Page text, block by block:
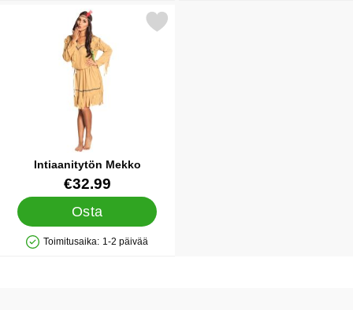
Intiaanitytön Mekko
Tuote.nro 16000
€32.99
Osta
Saatavuus: Varastossa
Toimitusaika: 1-2 päivää
Merkitse intiaanitytön Mekko suosikiksi